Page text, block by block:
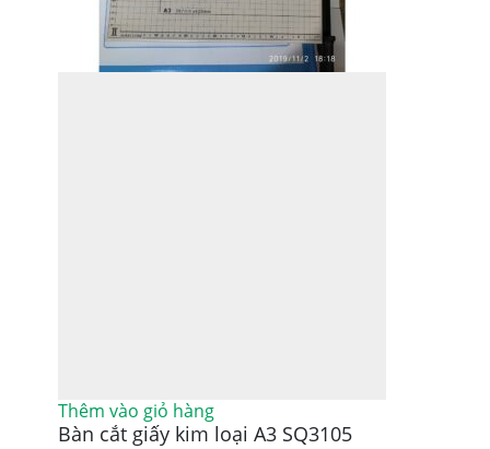
Thêm vào giỏ hàng
Bàn cắt giấy kim loại A3 SQ3105